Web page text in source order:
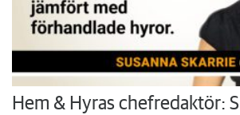
Hem & Hyras chefredaktör: